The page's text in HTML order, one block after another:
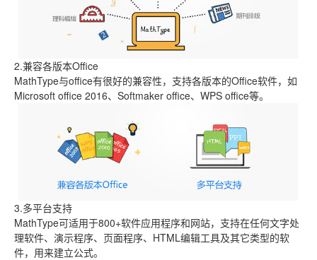
2.兼容各版本Office
MathType与office有很好的兼容性，支持各版本的Office软件，如
Microsoft office 2016、Softmaker office、WPS office等。
3.多平台支持
MathType可适用于800+软件应用程序和网站，支持在任何文字处
理软件、演示程序、页面程序、HTML编辑工具及其它类型的软
件，用来建立公式。